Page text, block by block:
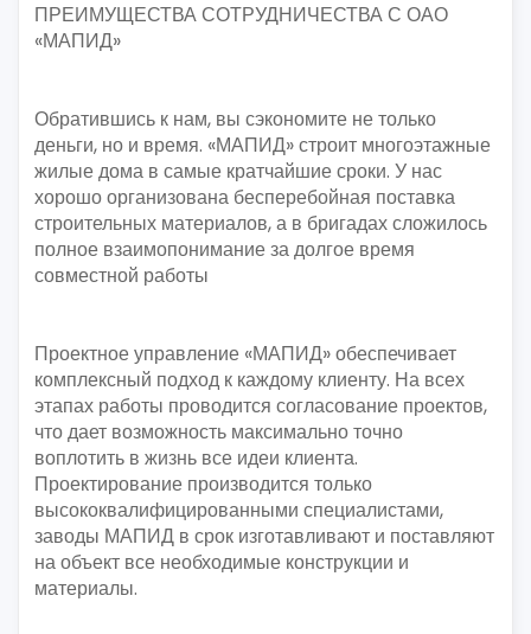
ПРЕИМУЩЕСТВА СОТРУДНИЧЕСТВА С ОАО
«МАПИД»
Обратившись к нам, вы сэкономите не только
деньги, но и время. «МАПИД» строит многоэтажные
жилые дома в самые кратчайшие сроки. У нас
хорошо организована бесперебойная поставка
строительных материалов, а в бригадах сложилось
полное взаимопонимание за долгое время
совместной работы
Проектное управление «МАПИД» обеспечивает
комплексный подход к каждому клиенту. На всех
этапах работы проводится согласование проектов,
что дает возможность максимально точно
воплотить в жизнь все идеи клиента.
Проектирование производится только
высококвалифицированными специалистами,
заводы МАПИД в срок изготавливают и поставляют
на объект все необходимые конструкции и
материалы.